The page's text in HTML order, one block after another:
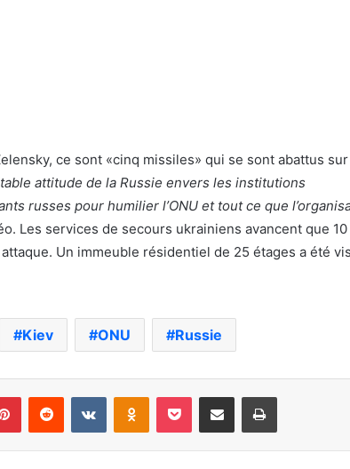
ce sont «cinq missiles» qui se sont abattus
attitude de la Russie envers les institutions
russes pour humilier l’ONU et tout ce que
Les services de secours ukrainiens avancent que 10
Un immeuble résidentiel de 25 étages a été
Kiev ONU Russie
PinterestReddit VKontakteOdnoklassniki
Pocket Partager par email Imprimer